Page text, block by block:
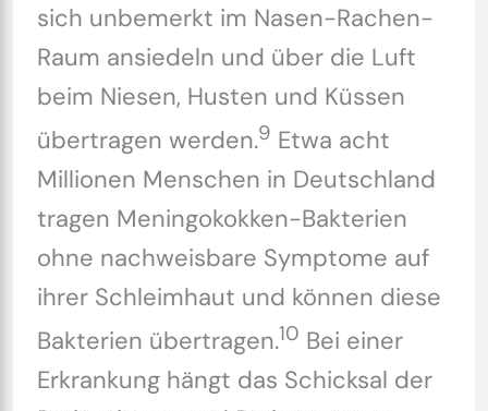
sich unbemerkt im Nasen-Rachen-
Raum ansiedeln und über die Luft
beim Niesen, Husten und Küssen
übertragen werden.9 Etwa acht
Millionen Menschen in Deutschland
tragen Meningokokken-Bakterien
ohne nachweisbare Symptome auf
ihrer Schleimhaut und können diese
Bakterien übertragen.10 Bei einer
Erkrankung hängt das Schicksal der